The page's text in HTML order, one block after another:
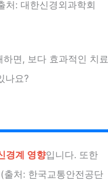
처: 대한신경외과학회
면, 보다 효과적인 치료
나요?
경계 영향입니다. 또한
처: 한국교통안전공단